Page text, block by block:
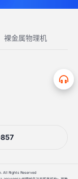
裸金属物理机
All Rights Reserved